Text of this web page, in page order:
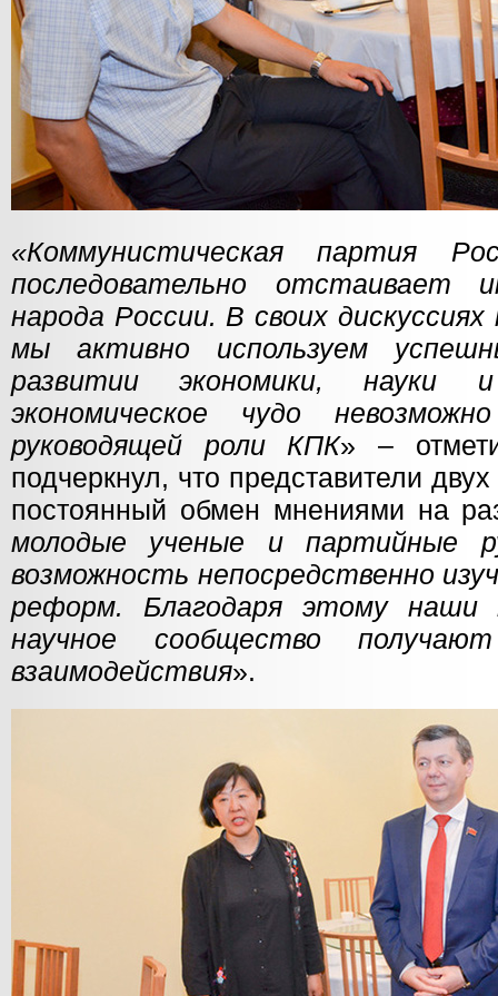
«Коммунистическая партия
последовательно отстаивает
народа России. В своих
мы активно используем
развитии экономики, науки
экономическое чудо
руководящей роли КПК» –
подчеркнул, что представители
постоянный обмен мнениями на
молодые ученые и партийные
возможность непосредственно
реформ. Благодаря этому наши
научное сообщество
взаимодействия».